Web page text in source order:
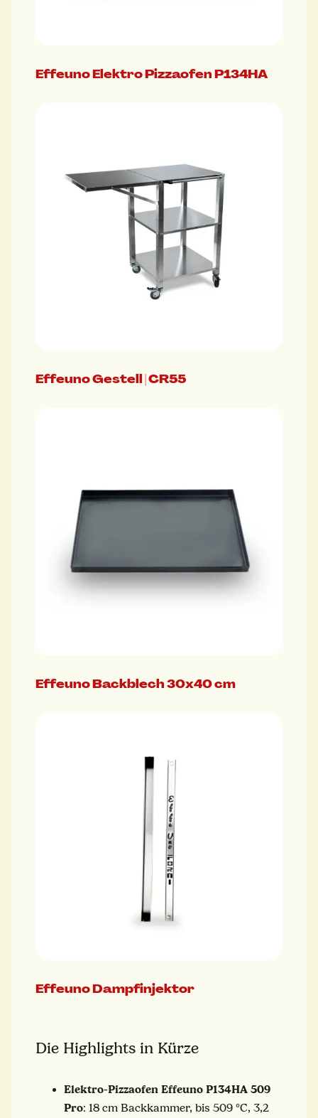
Effeuno Elektro Pizzaofen P134HA
Effeuno Gestell | CR55
Effeuno Backblech 30x40 cm
Effeuno Dampfinjektor
Die Highlights in Kürze
Elektro-Pizzaofen Effeuno P134HA 509
Pro: 18 cm Backkammer, bis 509 °C, 3,2